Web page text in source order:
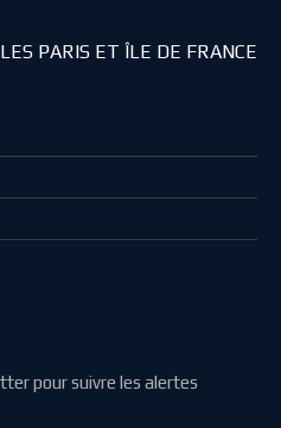
PARIS ET ÎLE DE FRANCE
pour suivre les alertes